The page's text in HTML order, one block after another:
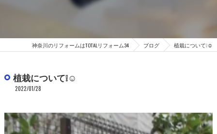
神奈川のリフォームはTOTALリフォーム34 ブログ 植栽について❕☺
植栽について❕☺
2022/01/28